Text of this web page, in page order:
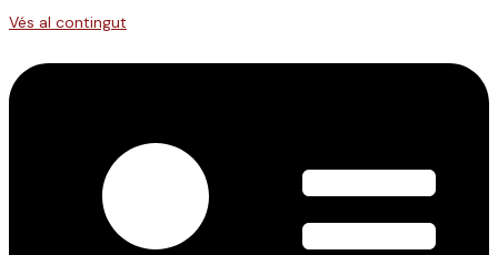
Vés al contingut